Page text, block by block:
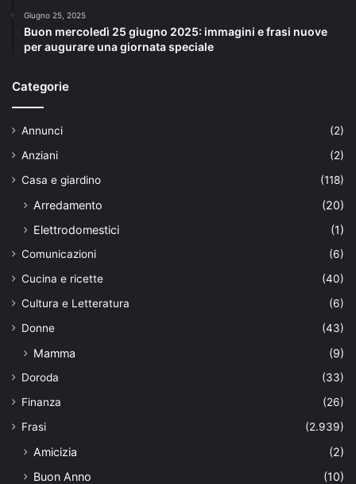
Giugno 25, 2025
Buon mercoledì 25 giugno 2025: immagini e frasi nuove
per augurare una giornata speciale
Categorie
Annunci
(2)
Anziani
(2)
Casa e giardino
(118)
Arredamento
(20)
Elettrodomestici
(1)
Comunicazioni
(6)
Cucina e ricette
(40)
Cultura e Letteratura
(6)
Donne
(43)
Mamma (9)
Doroda
(33)
Finanza
(26)
Frasi
(2.939)
Amicizia
(2)
Buon Anno
(10)